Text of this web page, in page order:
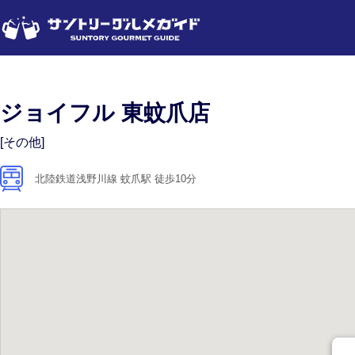
ジョイフル 東蚊爪店
[その他]
北陸鉄道浅野川線 蚊爪駅 徒歩10分